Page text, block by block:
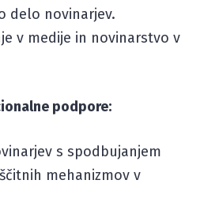
delo novinarjev.
v medije in novinarstvo v
podpore:
s spodbujanjem
mehanizmov v